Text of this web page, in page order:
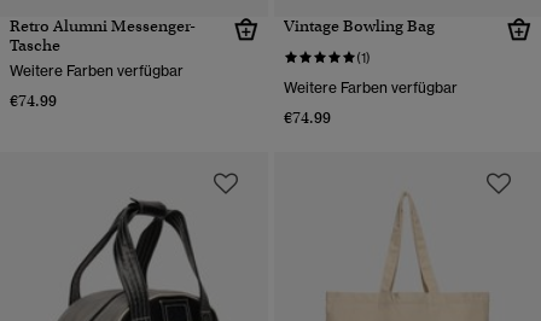
Retro Alumni Messenger-
Tasche
Weitere Farben verfügbar
€74.99
Vintage Bowling Bag
(1)
Weitere Farben verfügbar
€74.99